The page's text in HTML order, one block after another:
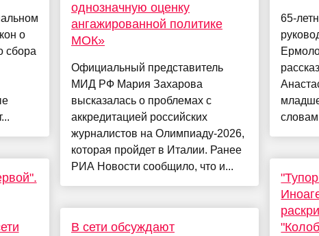
о
сбора
однозначную оценку
ангажированной политике
МОК»
Официальный представитель
МИД РФ Мария Захарова
высказалась о проблемах с
аккредитацией российских
журналистов на Олимпиаду-2026,
которая пройдет в Италии. Ранее
РИА Новости сообщило, что и...
В сети обсуждают
65-